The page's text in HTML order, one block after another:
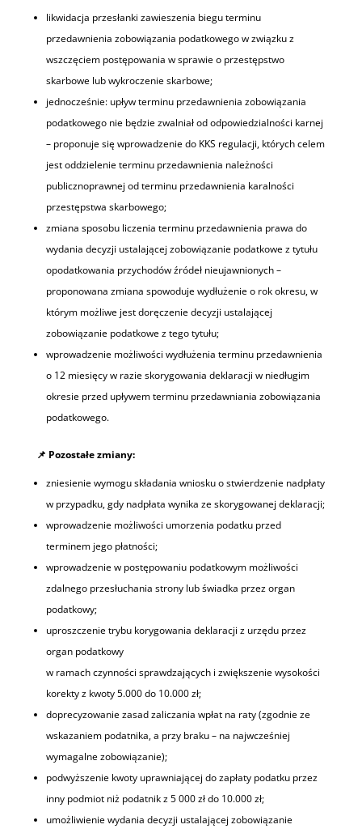
likwidacja przesłanki zawieszenia biegu terminu
przedawnienia zobowiązania podatkowego w związku z
wszczęciem postępowania w sprawie o przestępstwo
skarbowe lub wykroczenie skarbowe;
jednocześnie: upływ terminu przedawnienia zobowiązania
podatkowego nie będzie zwalniał od odpowiedzialności karnej
– proponuje się wprowadzenie do KKS regulacji, których celem
jest oddzielenie terminu przedawnienia należności
publicznoprawnej od terminu przedawnienia karalności
przestępstwa skarbowego;
zmiana sposobu liczenia terminu przedawnienia prawa do
wydania decyzji ustalającej zobowiązanie podatkowe z tytułu
opodatkowania przychodów źródeł nieujawnionych –
proponowana zmiana spowoduje wydłużenie o rok okresu, w
którym możliwe jest doręczenie decyzji ustalającej
zobowiązanie podatkowe z tego tytułu;
wprowadzenie możliwości wydłużenia terminu przedawnienia
o 12 miesięcy w razie skorygowania deklaracji w niedługim
okresie przed upływem terminu przedawniania zobowiązania
podatkowego.
📌 Pozostałe zmiany:
zniesienie wymogu składania wniosku o stwierdzenie nadpłaty
w przypadku, gdy nadpłata wynika ze skorygowanej deklaracji;
wprowadzenie możliwości umorzenia podatku przed
terminem jego płatności;
wprowadzenie w postępowaniu podatkowym możliwości
zdalnego przesłuchania strony lub świadka przez organ
podatkowy;
uproszczenie trybu korygowania deklaracji z urzędu przez
organ podatkowy
w ramach czynności sprawdzających i zwiększenie wysokości
korekty z kwoty 5.000 do 10.000 zł;
doprecyzowanie zasad zaliczania wpłat na raty (zgodnie ze
wskazaniem podatnika, a przy braku – na najwcześniej
wymagalne zobowiązanie);
podwyższenie kwoty uprawniającej do zapłaty podatku przez
inny podmiot niż podatnik z 5 000 zł do 10.000 zł;
umożliwienie wydania decyzji ustalającej zobowiązanie